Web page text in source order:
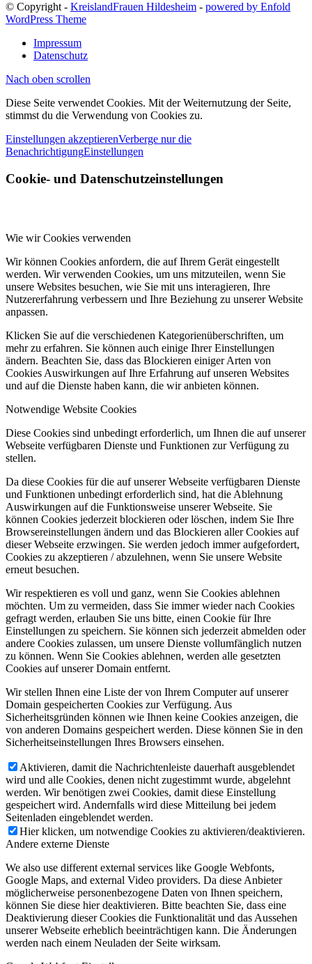
© Copyright - KreislandFrauen Hildesheim - powered by Enfold
WordPress Theme
Impressum
Datenschutz
Nach oben scrollen
Diese Seite verwendet Cookies. Mit der Weiternutzung der Seite,
stimmst du die Verwendung von Cookies zu.
Einstellungen akzeptierenVerberge nur die
BenachrichtigungEinstellungen
Cookie- und Datenschutzeinstellungen
Wie wir Cookies verwenden
Wir können Cookies anfordern, die auf Ihrem Gerät eingestellt
werden. Wir verwenden Cookies, um uns mitzuteilen, wenn Sie
unsere Websites besuchen, wie Sie mit uns interagieren, Ihre
Nutzererfahrung verbessern und Ihre Beziehung zu unserer Website
anpassen.
Klicken Sie auf die verschiedenen Kategorienüberschriften, um
mehr zu erfahren. Sie können auch einige Ihrer Einstellungen
ändern. Beachten Sie, dass das Blockieren einiger Arten von
Cookies Auswirkungen auf Ihre Erfahrung auf unseren Websites
und auf die Dienste haben kann, die wir anbieten können.
Notwendige Website Cookies
Diese Cookies sind unbedingt erforderlich, um Ihnen die auf unserer
Webseite verfügbaren Dienste und Funktionen zur Verfügung zu
stellen.
Da diese Cookies für die auf unserer Webseite verfügbaren Dienste
und Funktionen unbedingt erforderlich sind, hat die Ablehnung
Auswirkungen auf die Funktionsweise unserer Webseite. Sie
können Cookies jederzeit blockieren oder löschen, indem Sie Ihre
Browsereinstellungen ändern und das Blockieren aller Cookies auf
dieser Webseite erzwingen. Sie werden jedoch immer aufgefordert,
Cookies zu akzeptieren / abzulehnen, wenn Sie unsere Website
erneut besuchen.
Wir respektieren es voll und ganz, wenn Sie Cookies ablehnen
möchten. Um zu vermeiden, dass Sie immer wieder nach Cookies
gefragt werden, erlauben Sie uns bitte, einen Cookie für Ihre
Einstellungen zu speichern. Sie können sich jederzeit abmelden oder
andere Cookies zulassen, um unsere Dienste vollumfänglich nutzen
zu können. Wenn Sie Cookies ablehnen, werden alle gesetzten
Cookies auf unserer Domain entfernt.
Wir stellen Ihnen eine Liste der von Ihrem Computer auf unserer
Domain gespeicherten Cookies zur Verfügung. Aus
Sicherheitsgründen können wie Ihnen keine Cookies anzeigen, die
von anderen Domains gespeichert werden. Diese können Sie in den
Sicherheitseinstellungen Ihres Browsers einsehen.
Aktivieren, damit die Nachrichtenleiste dauerhaft ausgeblendet
wird und alle Cookies, denen nicht zugestimmt wurde, abgelehnt
werden. Wir benötigen zwei Cookies, damit diese Einstellung
gespeichert wird. Andernfalls wird diese Mitteilung bei jedem
Seitenladen eingeblendet werden.
Hier klicken, um notwendige Cookies zu aktivieren/deaktivieren.
Andere externe Dienste
We also use different external services like Google Webfonts,
Google Maps, and external Video providers. Da diese Anbieter
möglicherweise personenbezogene Daten von Ihnen speichern,
können Sie diese hier deaktivieren. Bitte beachten Sie, dass eine
Deaktivierung dieser Cookies die Funktionalität und das Aussehen
unserer Webseite erheblich beeinträchtigen kann. Die Änderungen
werden nach einem Neuladen der Seite wirksam.